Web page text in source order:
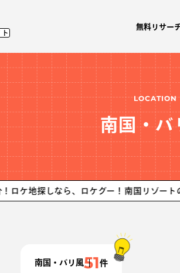
無料リサー
LOCATION
南国・バ
なら、ロケグー！ 南国リゾートの気分を再
南国・バリ風51件